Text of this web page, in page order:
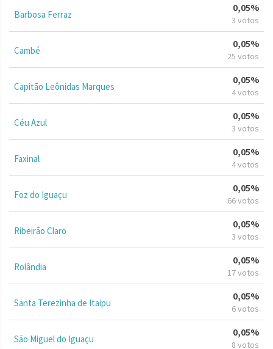
Barbosa Ferraz
0,05%
3 votos
Cambé
0,05%
25 votos
Capitão Leônidas Marques
0,05%
4 votos
Céu Azul
0,05%
3 votos
Faxinal
0,05%
4 votos
Foz do Iguaçu
0,05%
66 votos
Ribeirão Claro
0,05%
3 votos
Rolândia
0,05%
17 votos
Santa Terezinha de Itaipu
0,05%
6 votos
São Miguel do Iguaçu
0,05%
8 votos